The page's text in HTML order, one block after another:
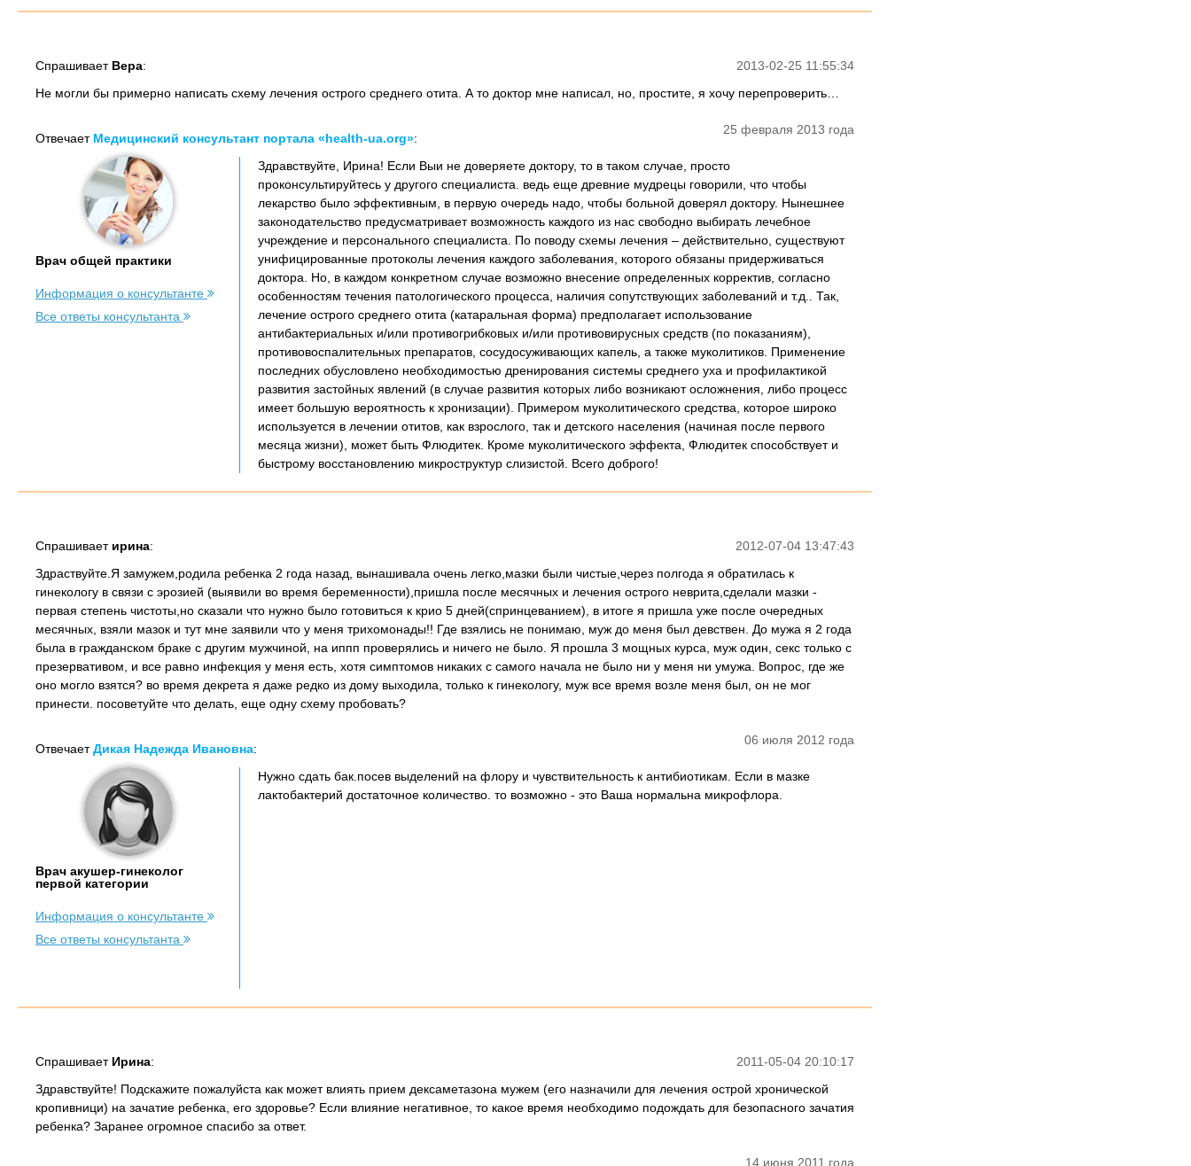
2013-02-25 11:55:34
Спрашивает Вера:
Не могли бы примерно написать схему лечения острого среднего отита. А то доктор мне написал, но, простите, я хочу перепроверить…
25 февраля 2013 года
Отвечает Медицинский консультант портала «health-ua.org»:
Врач общей практики
Информация о консультанте
Все ответы консультанта
Здравствуйте, Ирина! Если Выи не доверяете доктору, то в таком случае, просто
проконсультируйтесь у другого специалиста. ведь еще древние мудрецы говорили, что чтобы
лекарство было эффективным, в первую очередь надо, чтобы больной доверял доктору. Нынешнее
законодательство предусматривает возможность каждого из нас свободно выбирать лечебное
учреждение и персонального специалиста. По поводу схемы лечения – действительно, существуют
унифицированные протоколы лечения каждого заболевания, которого обязаны придерживаться
доктора. Но, в каждом конкретном случае возможно внесение определенных корректив, согласно
особенностям течения патологического процесса, наличия сопутствующих заболеваний и т.д.. Так,
лечение острого среднего отита (катаральная форма) предполагает использование
антибактериальных и/или противогрибковых и/или противовирусных средств (по показаниям),
противовоспалительных препаратов, сосудосуживающих капель, а также муколитиков. Применение
последних обусловлено необходимостью дренирования системы среднего уха и профилактикой
развития застойных явлений (в случае развития которых либо возникают осложнения, либо процесс
имеет большую вероятность к хронизации). Примером муколитического средства, которое широко
используется в лечении отитов, как взрослого, так и детского населения (начиная после первого
месяца жизни), может быть Флюдитек. Кроме муколитического эффекта, Флюдитек способствует и
быстрому восстановлению микроструктур слизистой. Всего доброго!
2012-07-04 13:47:43
Спрашивает ирина:
Здраствуйте.Я замужем,родила ребенка 2 года назад, вынашивала очень легко,мазки были чистые,через полгода я обратилась к
гинекологу в связи с эрозией (выявили во время беременности),пришла после месячных и лечения острого неврита,сделали мазки -
первая степень чистоты,но сказали что нужно было готовиться к крио 5 дней(спринцеванием), в итоге я пришла уже после очередных
месячных, взяли мазок и тут мне заявили что у меня трихомонады!! Где взялись не понимаю, муж до меня был девствен. До мужа я 2 года
была в гражданском браке с другим мужчиной, на иппп проверялись и ничего не было. Я прошла 3 мощных курса, муж один, секс только с
презервативом, и все равно инфекция у меня есть, хотя симптомов никаких с самого начала не было ни у меня ни умужа. Вопрос, где же
оно могло взятся? во время декрета я даже редко из дому выходила, только к гинекологу, муж все время возле меня был, он не мог
принести. посоветуйте что делать, еще одну схему пробовать?
06 июля 2012 года
ОтвечаетДикая Надежда Ивановна:
Врач акушер-гинеколог
первой категории
Информация о консультанте
Все ответы консультанта
Нужно сдать бак.посев выделений на флору и чувствительность к антибиотикам. Если в мазке
лактобактерий достаточное количество. то возможно - это Ваша нормальна микрофлора.
2011-05-04 20:10:17
Спрашивает Ирина:
Здравствуйте! Подскажите пожалуйста как может влиять прием дексаметазона мужем (его назначили для лечения острой хронической
кропивници) на зачатие ребенка, его здоровье? Если влияние негативное, то какое время необходимо подождать для безопасного зачатия
ребенка? Заранее огромное спасибо за ответ.
14 июня 2011 года